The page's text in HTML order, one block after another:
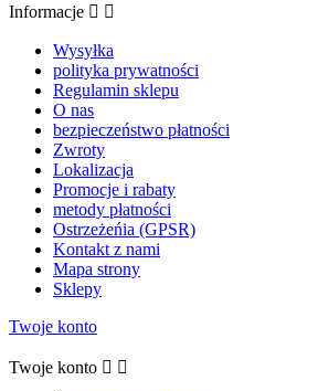
Informacje  
Wysyłka
polityka prywatności
Regulamin sklepu
O nas
bezpieczeństwo płatności
Zwroty
Lokalizacja
Promocje i rabaty
metody płatności
Ostrzeżeńia (GPSR)
Kontakt z nami
Mapa strony
Sklepy
Twoje konto
Twoje konto  